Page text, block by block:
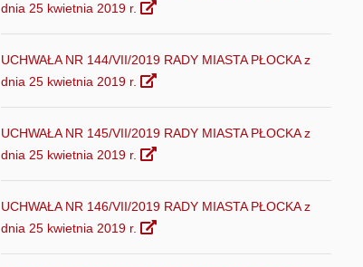
dnia 25 kwietnia 2019 r.
UCHWAŁA NR 144/VII/2019 RADY MIASTA PŁOCKA z
dnia 25 kwietnia 2019 r.
UCHWAŁA NR 145/VII/2019 RADY MIASTA PŁOCKA z
dnia 25 kwietnia 2019 r.
UCHWAŁA NR 146/VII/2019 RADY MIASTA PŁOCKA z
dnia 25 kwietnia 2019 r.